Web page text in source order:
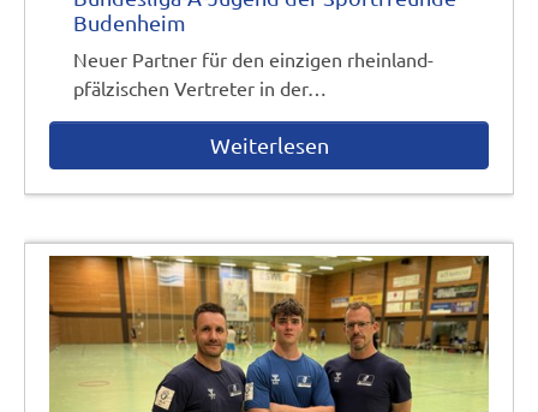
Budenheim
Neuer Partner für den einzigen rheinland-
pfälzischen Vertreter in der…
Weiterlesen